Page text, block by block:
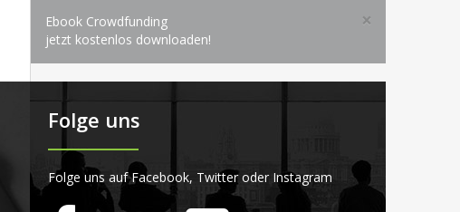
×
Ebook Crowdfunding
jetzt kostenlos downloaden!
Folge uns
Folge uns auf Facebook, Twitter oder Instagram